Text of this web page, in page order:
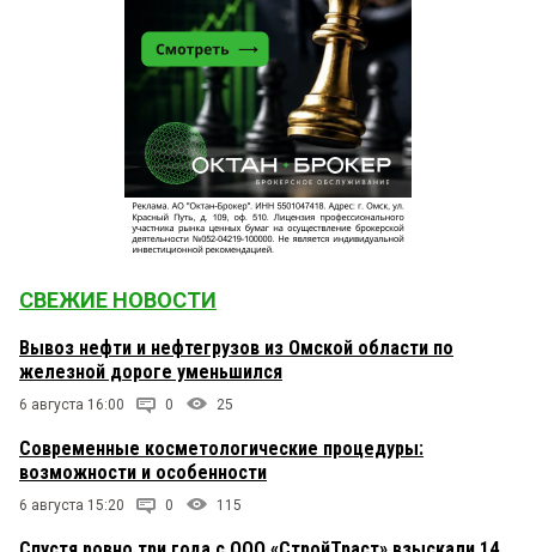
СВЕЖИЕ НОВОСТИ
Вывоз нефти и нефтегрузов из Омской области по
железной дороге уменьшился
6 августа 16:00 0 25
Современные косметологические процедуры:
возможности и особенности
6 августа 15:20 0 115